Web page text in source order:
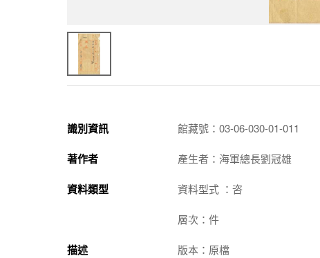
識別資訊 館藏號：03-06-030-01-011
著作者 產生者：海軍總長劉冠雄
資料類型 資料型式 ：咨
層次：件
描述 版本：原檔